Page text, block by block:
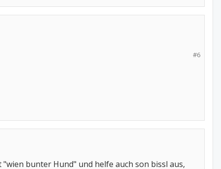
#6
bunter Hund" und helfe auch son bissl aus,